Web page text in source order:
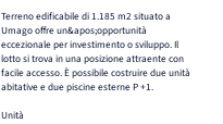
Terreno edificabile di 1.185 m2 situato a
Umago offre un&apos;opportunità
eccezionale per investimento o sviluppo. Il
lotto si trova in una posizione attraente con
facile accesso. È possibile costruire due unità
abitative e due piscine esterne P +1.
Unità